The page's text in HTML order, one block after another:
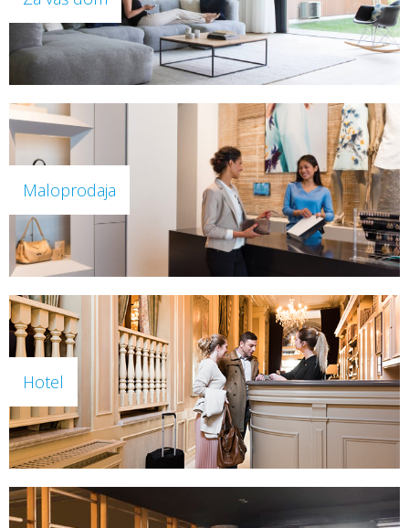
Maloprodaja
Hotel